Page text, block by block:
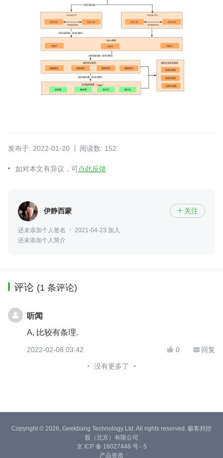
发布于: 2022-01-20 阅读数: 152
如对本文有异议，可点此反馈
伊静西蒙  关注
还未添加个人签名
2021-04-23 加入
还未添加个人简介
评论 (1 条评论)
听闻
A, 比较有条理.
2022-02-08 03:42  0  回复
没有更多了
Copyright © 2026, Geekbang Technology Ltd. All rights reserved. 极客邦控
股（北京）有限公司
京 ICP 备 16027448 号 - 5
产品资质